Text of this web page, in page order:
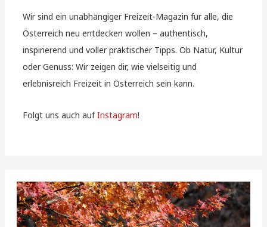
Wir sind ein unabhängiger Freizeit-Magazin für alle, die
Österreich neu entdecken wollen – authentisch,
inspirierend und voller praktischer Tipps. Ob Natur, Kultur
oder Genuss: Wir zeigen dir, wie vielseitig und
erlebnisreich Freizeit in Österreich sein kann.
Folgt uns auch aufInstagram!